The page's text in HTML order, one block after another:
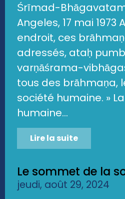
Śrīmad-Bhāgavatam
Angeles, 17 mai 1973
endroit, ces
adressés, ataḥ
varṇāśrama-
tous des brāhmaṇa,
société humaine. »
humaine...
Lire la suite
Le sommet de la
jeudi, août 29, 2024